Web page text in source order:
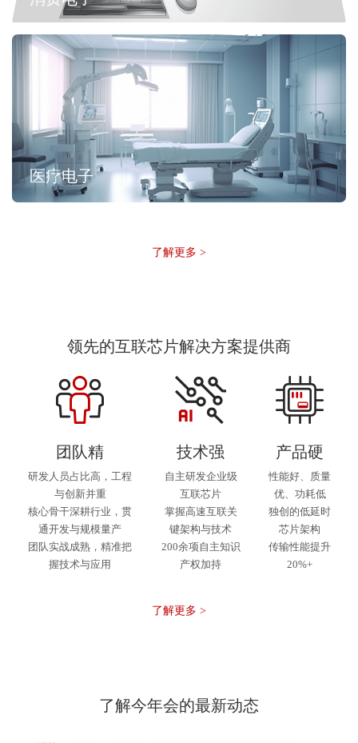
医疗电子
了解更多 >
领先的互联芯片解决方案提供商
团队精
研发人员占比高，工程
与创新并重
核心骨干深耕行业，贯
通开发与规模量产
团队实战成熟，精准把
握技术与应用
技术强
自主研发企业级
互联芯片
掌握高速互联关
键架构与技术
200余项自主知识
产权加持
产品硬
性能好、质量
优、功耗低
独创的低延时
芯片架构
传输性能提升
20%+
了解更多 >
了解今年会的最新动态